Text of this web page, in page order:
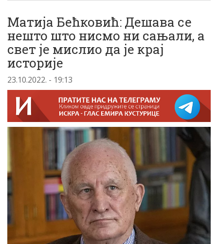
Матија Бећковић: Дешава се
нешто што нисмо ни сањали, а
свет је мислио да је крај
историје
23.10.2022. - 19:13